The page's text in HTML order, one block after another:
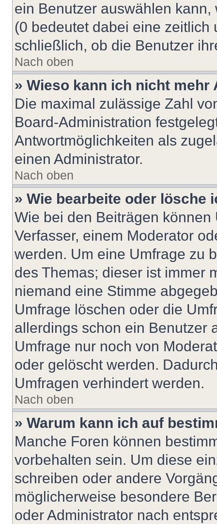
ein Benutzer auswählen
(0 bedeutet dabei eine zeitlich
schließlich, ob die Benutzer
Nach oben
» Wieso kann ich nicht
Die maximal zulässige Zahl
Board-Administration
Antwortmöglichkeiten als
einen Administrator.
Nach oben
» Wie bearbeite oder lösche
Wie bei den Beiträgen
Verfasser, einem Moderator
werden. Um eine Umfrage zu
des Themas; dieser ist immer
niemand eine Stimme
Umfrage löschen oder die
allerdings schon ein Benutzer
Umfrage nur noch von
oder gelöscht werden.
Umfragen verhindert werden.
Nach oben
» Warum kann ich auf
Manche Foren können
vorbehalten sein. Um diese
schreiben oder andere
möglicherweise besondere
oder Administrator nach